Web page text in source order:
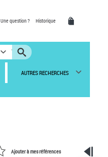
Une question ? Historique
AUTRES RECHERCHES
Ajouter à mes références